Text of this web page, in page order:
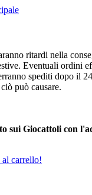
ritardi nella
Eventuali ordini
spediti dopo il
può causare.
sui Giocattoli con
carrello!